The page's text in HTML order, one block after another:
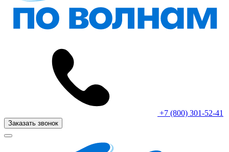
+7 (800) 301-52-41
Заказать звонок